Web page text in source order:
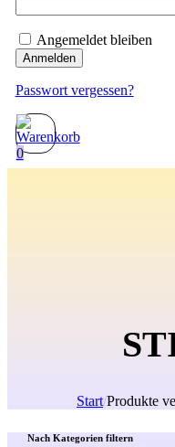
Angemeldet bleiben
Anmelden
Passwort vergessen?
0
Start/Produkte
Nach Kategorien filtern